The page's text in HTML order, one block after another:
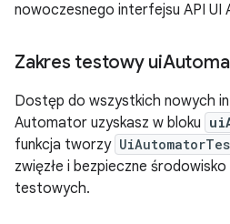
nowoczesnego interfejsu API UI
Zakres testowy ui
Dostęp do wszystkich nowych
Automator uzyskasz w bloku
funkcja tworzy
zwięzłe i bezpieczne
testowych.